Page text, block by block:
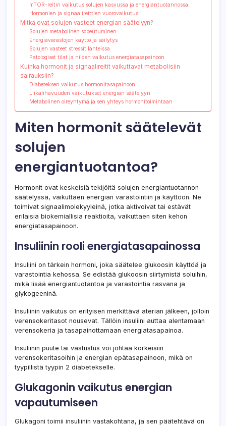
mTOR-reitin vaikutus solujen kasvussa ja energiantuotannossa
Hormonien ja signaalireittien vuorovaikutus
Mitkä ovat solujen vasteet energian säätelyyn?
Solujen metabolinen sopeutuminen
Energiavarastojen käyttö ja säilytys
Solujen vasteet stressitilanteissa
Patologiset tilat ja niiden vaikutus energiatasapainoon
Kuinka hormonit ja signaalireitit vaikuttavat metabolisiin
sairauksiin?
Diabeteksen vaikutus hormonitasapainoon
Liikalihavuuden vaikutukset energian säätelyyn
Metabolinen oireyhtymä ja sen yhteys hormonitoimintaan
Miten hormonit säätelevät
solujen
energiantuotantoa?
Hormonit ovat keskeisiä tekijöitä solujen energiantuotannon
säätelyssä, vaikuttaen energian varastointiin ja käyttöön. Ne
toimivat signaalimolekyyleinä, jotka aktivoivat tai estävät
erilaisia biokemiallisia reaktioita, vaikuttaen siten kehon
energiatasapainoon.
Insuliinin rooli energiatasapainossa
Insuliini on tärkein hormoni, joka säätelee glukoosin käyttöä ja
varastointia kehossa. Se edistää glukoosin siirtymistä soluihin,
mikä lisää energiantuotantoa ja varastointia rasvana ja
glykogeeninä.
Insuliinin vaikutus on erityisen merkittävä aterian jälkeen, jolloin
verensokeritasot nousevat. Tällöin insuliini auttaa alentamaan
verensokeria ja tasapainottamaan energiatasapainoa.
Insuliinin puute tai vastustus voi johtaa korkeisiin
verensokeritasoihin ja energian epätasapainoon, mikä on
tyypillistä tyypin 2 diabetekselle.
Glukagonin vaikutus energian
vapautumiseen
Glukagoni toimii insuliinin vastakohtana, ja sen päätehtävä on